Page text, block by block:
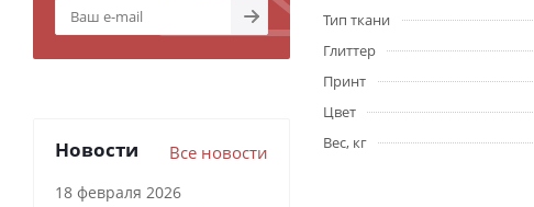
Тип ткани
Глиттер
Принт
Цвет
Вес, кг
Новости Все новости
18 февраля 2026